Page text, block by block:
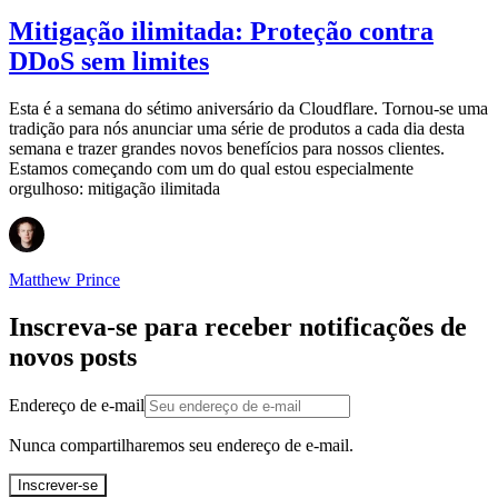
Mitigação ilimitada: Proteção contra
DDoS sem limites
Esta é a semana do sétimo aniversário da Cloudflare. Tornou-se uma
tradição para nós anunciar uma série de produtos a cada dia desta
semana e trazer grandes novos benefícios para nossos clientes.
Estamos começando com um do qual estou especialmente
orgulhoso: mitigação ilimitada
Matthew Prince
Inscreva-se para receber notificações de
novos posts
Endereço de e-mail
Nunca compartilharemos seu endereço de e-mail.
Inscrever-se